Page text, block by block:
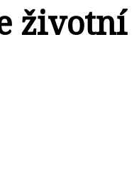
životní